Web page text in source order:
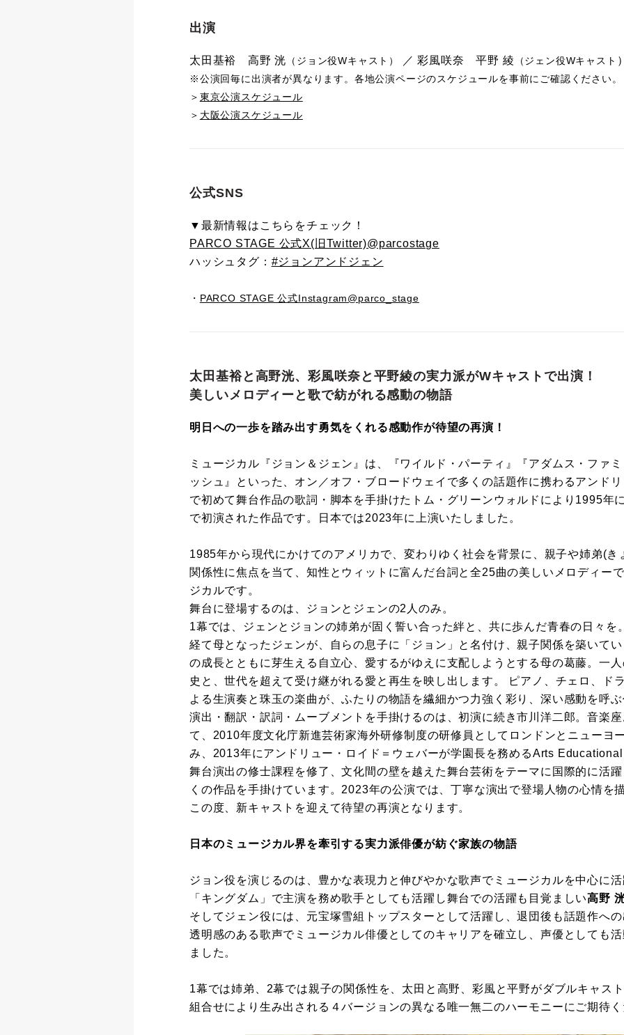
出演
太田基裕 高野 洸 （ジョン役Wキャスト） ／彩風咲奈 平野 綾 （ジェン役Wキャスト
※公演回毎に出演者が異なります。各地公演ページのスケジュールを事前にご確認ください。
＞ 東京公演スケジュール
＞ 大阪公演スケジュール
公式SNS
▼最新情報はこちらをチェック！
PARCO STAGE 公式X(旧Twitter)@parcostage
ハッシュタグ： #ジョンアンドジェン
・ PARCO STAGE 公式Instagram@parco_stage
太田基裕と高野洸、彩風咲奈と平野綾の実力派がWキャストで出演！
美しいメロディーと歌で紡がれる感動の物語
明日への一歩を踏み出す勇気をくれる感動作が待望の再演！
ミュージカル『ジョン＆ジェン』は、『ワイルド・パーティ』『アダムス・ファ
ッシュ』といった、オン／オフ・ブロードウェイで多くの話題作に携わるアンド
で初めて舞台作品の歌詞・脚本を手掛けたトム・グリーンウォルドにより1995年
で初演された作品です。日本では2023年に上演いたしました。
1985年から現代にかけてのアメリカで、変わりゆく社会を背景に、親子や姉弟(き
関係性に焦点を当て、知性とウィットに富んだ台詞と全25曲の美しいメロディー
ジカルです。
舞台に登場するのは、ジョンとジェンの2人のみ。
1幕では、ジェンとジョンの姉弟が固く誓い合った絆と、共に歩んだ青春の日々を
経て母となったジェンが、自らの息子に「ジョン」と名付け、親子関係を築いて
の成長とともに芽生える自立心、愛するがゆえに支配しようとする母の葛藤。一
史と、世代を超えて受け継がれる愛と再生を映し出します。 ピアノ、チェロ、ド
よる生演奏と珠玉の楽曲が、ふたりの物語を繊細かつ力強く彩り、深い感動を呼
演出・翻訳・訳詞・ムーブメントを手掛けるのは、初演に続き市川洋二郎。音楽
て、2010年度文化庁新進芸術家海外研修制度の研修員としてロンドンとニューヨ
み、2013年にアンドリュー・ロイド＝ウェバーが学園長を務めるArts
舞台演出の修士課程を修了、文化間の壁を越えた舞台芸術をテーマに国際的に活
くの作品を手掛けています。2023年の公演では、丁寧な演出で登場人物の心情を
この度、新キャストを迎えて待望の再演となります。
日本のミュージカル界を牽引する実力派俳優が紡ぐ家族の物語
ジョン役を演じるのは、豊かな表現力と伸びやかな歌声でミュージカルを中心に
「キングダム」で主演を務め歌手としても活躍し舞台での活躍も目覚ましい高野
そしてジェン役には、元宝塚雪組トップスターとして活躍し、退団後も話題作へ
透明感のある歌声でミュージカル俳優としてのキャリアを確立し、声優としても
ました。
1幕では姉弟、2幕では親子の関係性を、太田と高野、彩風と平野がダブルキャス
組合せにより生み出される４バージョンの異なる唯一無二のハーモニーにご期待